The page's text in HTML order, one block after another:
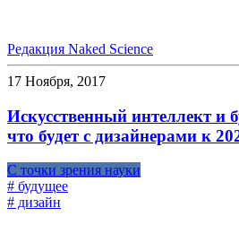
Редакция Naked Science
17 Ноября, 2017
Искусственный интеллект и
что будет с дизайнерами к
С точки зрения науки
# будущее
# дизайн